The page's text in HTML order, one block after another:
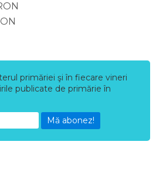
primăriei şi în fiecare vineri
publicate de primărie în
Mă abonez!